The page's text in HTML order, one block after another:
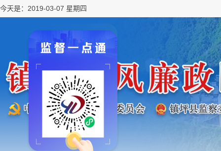
今天是：2019-03-07 星期四